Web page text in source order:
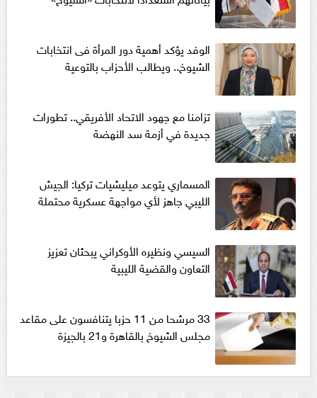
الوفد يؤكد أهمية دور المرأة فى انتخابات
الشيوخ.. ويطالب الأحزاب بالتوعية
تزامنا مع جهود الاتحاد الأفريقي.. تطورات
جديدة في أزمة سد النهضة
المسماري يتوعد ميليشيات تركيا: الجيش
الليبي جاهز لأي مواجهة عسكرية محتملة
السيسي ونظيره الأوكراني يبحثان تعزيز
التعاون والقضية الليبية
33 مرشحا من 11 حزبا يتنافسون على مقاعد
مجلس الشيوخ بالقاهرة و21 بالجيزة